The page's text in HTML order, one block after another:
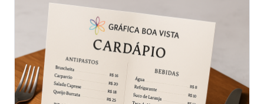
As
opções
podem
ser